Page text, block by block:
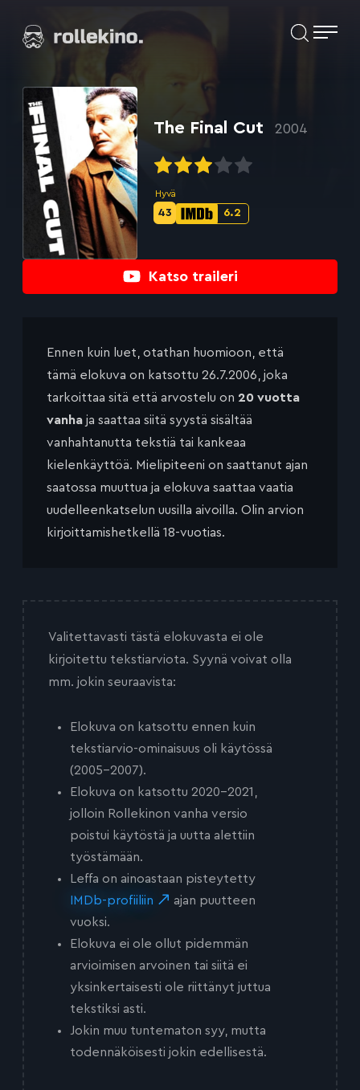
suoraan
Elokuvat ja elokuva-arviot | Rollekino.fi
lopputekstien
jälkeen.
Katso traileri
The Final Cut 2004
Hyvä
IMDb-
6.2
Metascore-
43
Ennen kuin luet, otathan huomioon, että
tämä elokuva on katsottu 26.7.2006, joka
tarkoittaa sitä että arvostelu on 20 vuotta
vanha ja saattaa siitä syystä sisältää
vanhahtanutta tekstiä tai kankeaa
kielenkäyttöä. Mielipiteeni on saattanut ajan
saatossa muuttua ja elokuva saattaa vaatia
uudelleenkatselun uusilla aivoilla. Olin arvion
kirjoittamishetkellä 18-vuotias.
Valitettavasti tästä elokuvasta ei ole
kirjoitettu tekstiarviota. Syynä voivat olla
mm. jokin seuraavista:
Elokuva on katsottu ennen kuin
tekstiarvio-ominaisuus oli käytössä
(2005-2007).
Elokuva on katsottu 2020-2021,
jolloin Rollekinon vanha versio
poistui käytöstä ja uutta alettiin
työstämään.
Leffa on ainoastaan pisteytetty
IMDb-profiiliin
ajan puutteen
vuoksi.
Elokuva ei ole ollut pidemmän
arvioimisen arvoinen tai siitä ei
yksinkertaisesti ole riittänyt juttua
tekstiksi asti.
Jokin muu tuntematon syy, mutta
todennäköisesti jokin edellisestä.